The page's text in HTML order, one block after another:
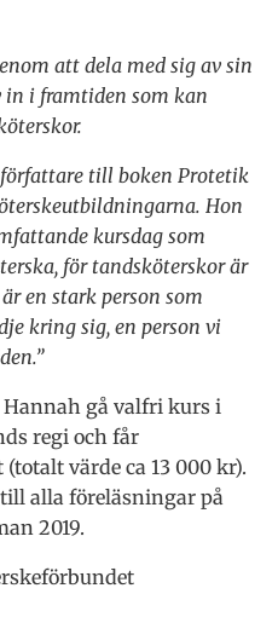
att dela med sig av sin
i framtiden som kan
till boken Protetik
Hon
kursdag som
för tandsköterskor är
en stark person som
kring sig, en person vi
gå valfri kurs i
regi och får
värde ca 13 000 kr).
alla föreläsningar på
2019.